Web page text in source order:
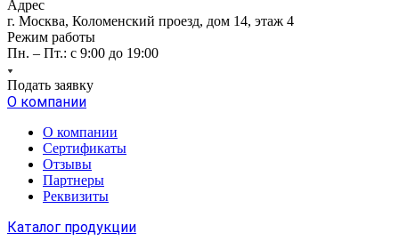
Адрес
г. Москва, Коломенский проезд, дом 14, этаж 4
Режим работы
Пн. – Пт.: с 9:00 до 19:00
Подать заявку
О компании
О компании
Сертификаты
Отзывы
Партнеры
Реквизиты
Каталог продукции